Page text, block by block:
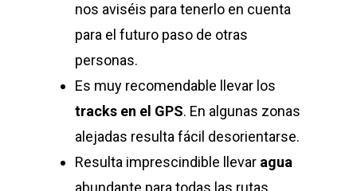
nos aviséis para tenerlo en cuenta
para el futuro paso de otras
personas.
Es muy recomendable llevar los
tracks en el GPS. En algunas zonas
alejadas resulta fácil desorientarse.
Resulta imprescindible llevar agua